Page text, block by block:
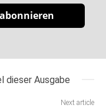
dieser Ausgabe
Next article